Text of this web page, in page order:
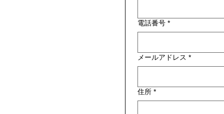
電話番号 *
メールアドレス *
住所 *